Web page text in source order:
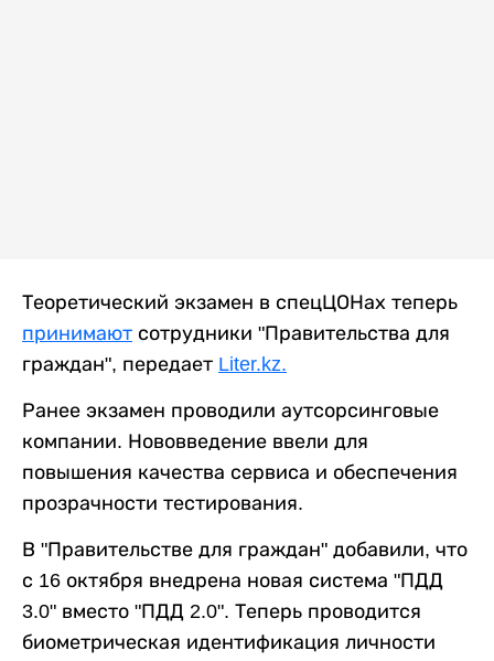
Теоретический экзамен в спецЦОНах теперь
принимают сотрудники "Правительства для
граждан", передает Liter.kz.
Ранее экзамен проводили аутсорсинговые
компании. Нововведение ввели для
повышения качества сервиса и обеспечения
прозрачности тестирования.
В "Правительстве для граждан" добавили, что
с 16 октября внедрена новая система "ПДД
3.0" вместо "ПДД 2.0". Теперь проводится
биометрическая идентификация личности